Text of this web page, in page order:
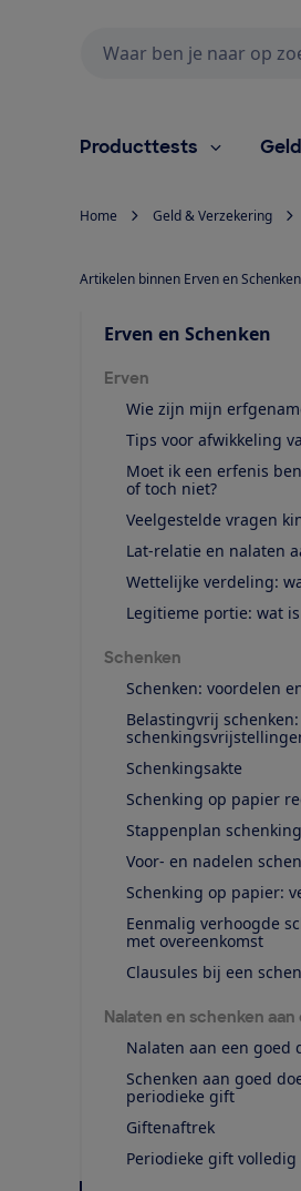
Producttests
Home Geld & Verzekering
Artikelen binnen Erven en Schenken
Erven en Schenken
Erven
Wie zijn mijn
Tips voor afwikkeling
Moet ik een erfenis
of toch niet?
Veelgestelde vragen
Lat-relatie en nalaten
Wettelijke verdeling:
Legitieme portie: wat
Schenken
Schenken: voordelen
Belastingvrij schenken:
Schenkingsakte
Schenking op papier
Stappenplan
Voor- en nadelen
Schenking op papier:
Eenmalig verhoogde
met overeenkomst
Clausules bij een
Nalaten en schenken
Nalaten aan een goed
Schenken aan goed
periodieke gift
Giftenaftrek
Periodieke gift